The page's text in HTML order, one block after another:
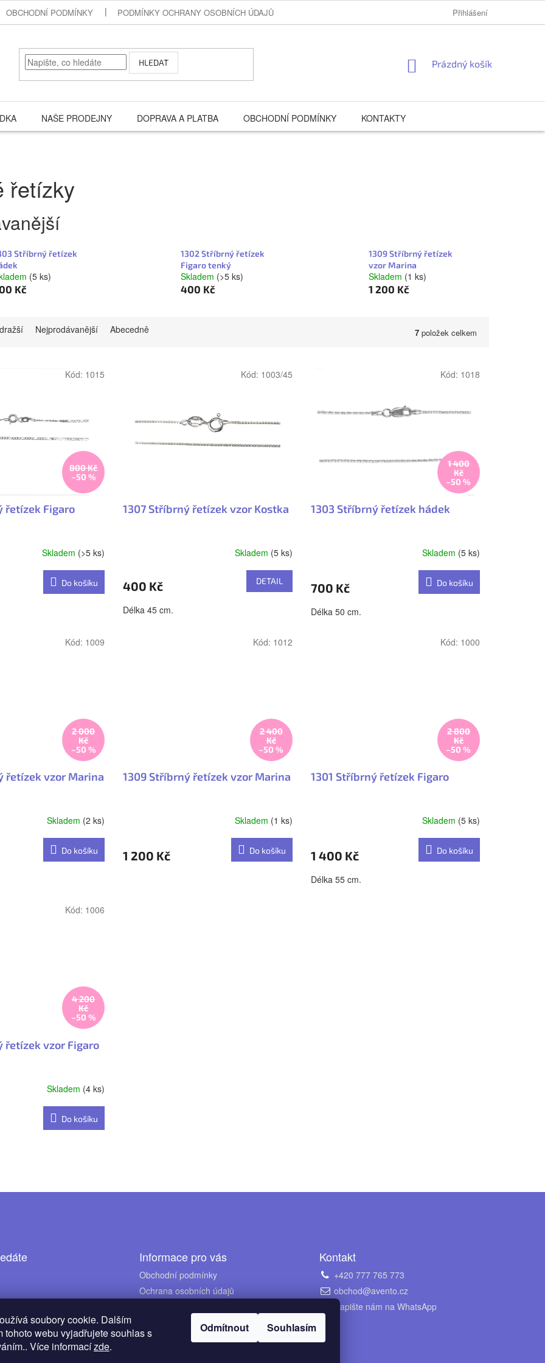
soubory cookie. Dalším
tohoto webu vyjadřujete souhlas s
Více informacízde.
Odmítnout Souhlasím
OBCHODNÍ PODMÍNKY PODMÍNKY OCHRANY OSOBNÍCH ÚDAJŮ Přihlášení
HLEDAT
NÁKUPNÍ
Prázdný košík
NAŠE PRODEJNY DOPRAVA A PLATBA OBCHODNÍ PODMÍNKY KONTAKTY
řetízky
Stříbrný řetízek
(5 ks)
Kč
1302 Stříbrný řetízek
Figaro tenký
Skladem (>5 ks)
400 Kč
1309 Stříbrný řetízek
vzor Marina
Skladem (1 ks)
1 200 Kč
Nejprodávanější Abecedně 7 položek celkem
800 Kč
–50 %
řetízek Figaro
Skladem (>5 ks)
Do košíku
Kód: 1015
1307 Stříbrný řetízek vzor Kostka
Skladem (5 ks)
400 Kč DETAIL
Délka 45 cm.
Kód: 1003/45
1 400
Kč
–50 %
1303 Stříbrný řetízek hádek
Skladem (5 ks)
700 Kč Do košíku
Délka 50 cm.
Kód: 1018
2 000
Kč
–50 %
řetízek vzor Marina
Skladem (2 ks)
Do košíku
Kód: 1009
2 400
Kč
–50 %
1309 Stříbrný řetízek vzor Marina
Skladem (1 ks)
1 200 Kč Do košíku
Kód: 1012
2 800
Kč
–50 %
1301 Stříbrný řetízek Figaro
Skladem (5 ks)
1 400 Kč Do košíku
Délka 55 cm.
Kód: 1000
4 200
Kč
–50 %
řetízek vzor Figaro
Skladem (4 ks)
Do košíku
Kód: 1006
v
a
c
í
p
r
v
Informace pro vás
Obchodní podmínky
Ochrana osobních údajů
Puncovní značky
Kontakt
+420 777 765 773
obchod@avento.cz
Napište nám na WhatsApp